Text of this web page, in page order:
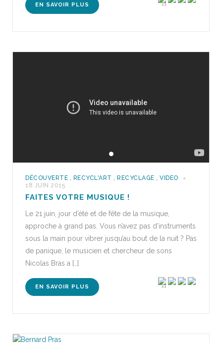
EN SAVOIR PLUS 11
DÉCOUVERTE , RECYCL'ART , RECYCLAGE , VIDEO
18 JUIN 2015
FAITES VOTRE MUSIQUE !
Le 21 juin, jour d’été et de fête de la musique,
approche à grand pas. Vous n’avez pas d’instruments
sous la main pour vibrer jusqu’au bout de la nuit ? Pas
de panique, le musicien et chercheur de sons
Nicolas Bras a […]
EN SAVOIR PLUS 11